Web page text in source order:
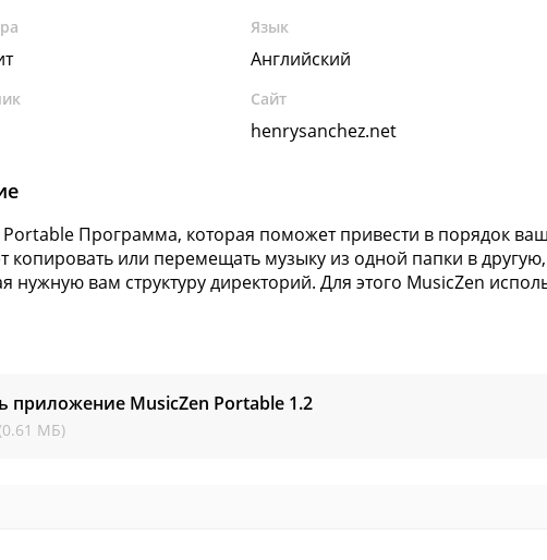
Язык
Английский
Сайт
henrysanchez.net
Portable Программа, которая поможет привести в порядок
копировать или перемещать музыку из одной папки в
нужную вам структуру директорий. Для этого MusicZen
приложение MusicZen Portable 1.2
МБ)